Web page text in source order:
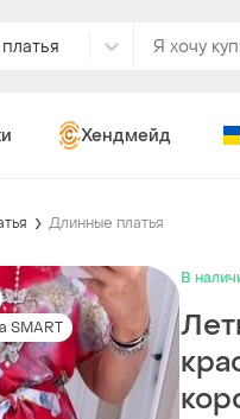
Хендмейд
Длинные платья
SMART
В